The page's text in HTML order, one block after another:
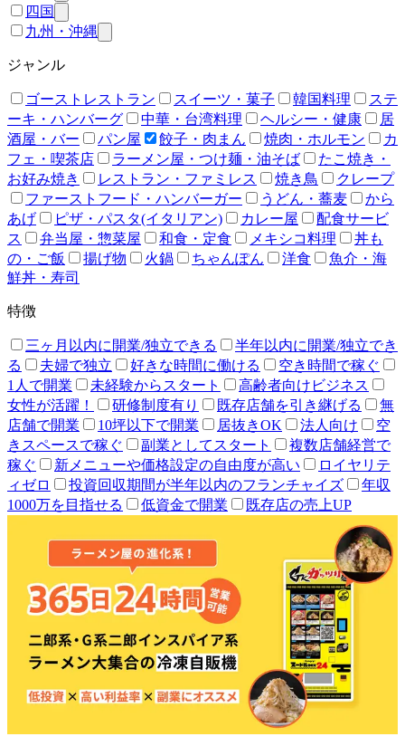
四国
九州・沖縄
ジャンル
ゴーストレストラン スイーツ・菓子 韓国料理
ステ
ーキ・ハンバーグ
中華・台湾料理 ヘルシー・健康
居
酒屋・バー
パン屋 餃子・肉まん 焼肉・ホルモン
カ
フェ・喫茶店
ラーメン屋・つけ麺・油そば
たこ焼き・
お好み焼き
レストラン・ファミレス 焼き鳥
クレープ
ファーストフード・ハンバーガー
うどん・蕎麦
から
あげ
ピザ・パスタ(イタリアン) カレー屋
配食サービ
ス
弁当屋・惣菜屋 和食・定食 メキシコ料理
丼も
の・ご飯
揚げ物 火鍋 ちゃんぽん 洋食
魚介・海
鮮丼・寿司
特徴
三ヶ月以内に開業/独立できる
半年以内に開業/独立でき
る
夫婦で独立 好きな時間に働ける
空き時間で稼ぐ
1人で開業
未経験からスタート
高齢者向けビジネス
女性が活躍！
研修制度有り 既存店舗を引き継げる
無
店舗で開業
10坪以下で開業 居抜きOK 法人向け
空
きスペースで稼ぐ
副業としてスタート
複数店舗経営で
稼ぐ
新メニューや価格設定の自由度が高い
ロイヤリテ
ィゼロ
投資回収期間が半年以内のフランチャイズ
年収
1000万を目指せる
低資金で開業 既存店の売上UP